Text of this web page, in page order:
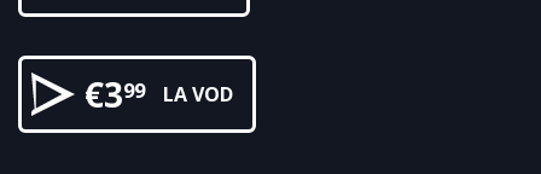
€399 LA VOD